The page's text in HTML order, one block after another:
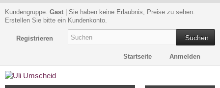
Kundengruppe: Gast | Sie haben keine Erlaubnis, Preise zu sehen.
Erstellen Sie bitte ein Kundenkonto.
Suchen
Registrieren
Anmelden
Startseite